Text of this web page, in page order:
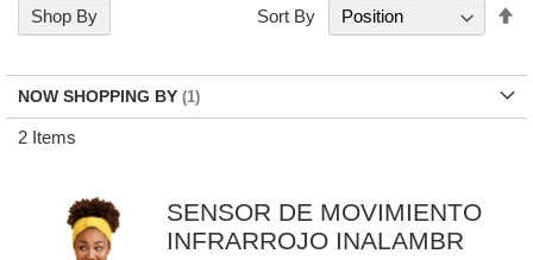
2 Items
Sort By
SENSOR DE MOVIMIENTO
INFRARROJO INALAMBR
Shop By
NOW SHOPPING BY